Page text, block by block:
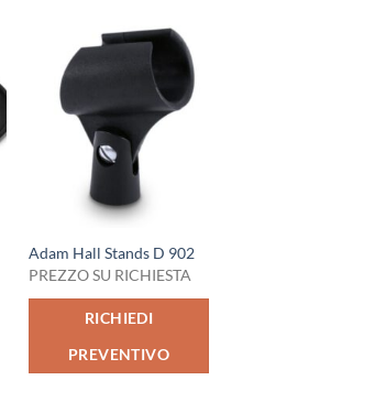
Adam Hall Stands D 902
PREZZO SU RICHIESTA
RICHIEDI
PREVENTIVO